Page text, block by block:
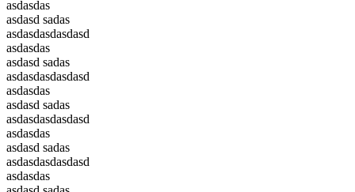
asdasdas
asdasd sadas
asdasdasdasdasd
asdasdas
asdasd sadas
asdasdasdasdasd
asdasdas
asdasd sadas
asdasdasdasdasd
asdasdas
asdasd sadas
asdasdasdasdasd
asdasdas